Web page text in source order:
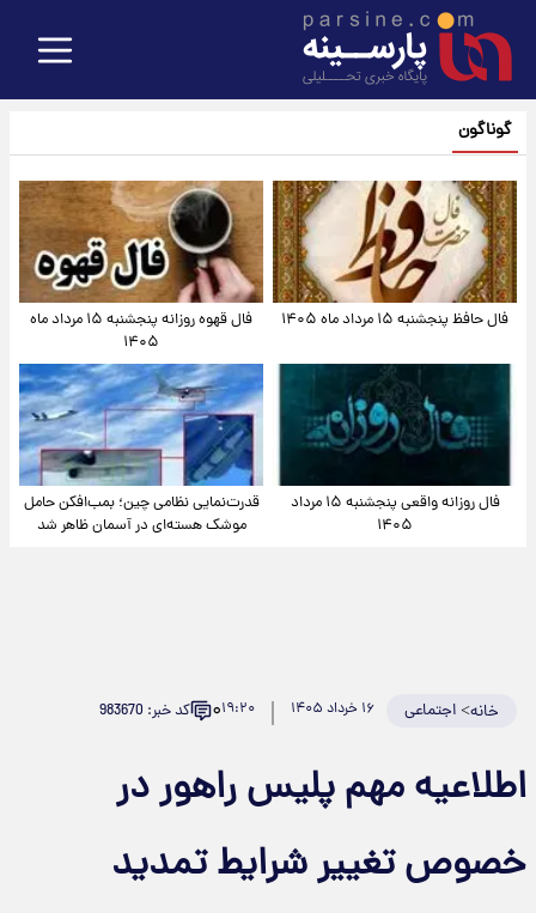
گوناگون
فال حافظ پنجشنبه ۱۵ مرداد ماه ۱۴۰۵
فال قهوه روزانه پنجشنبه ۱۵ مرداد ماه
۱۴۰۵
فال روزانه واقعی پنجشنبه ۱۵ مرداد
۱۴۰۵
قدرت‌نمایی نظامی چین؛ بمب‌افکن حامل
موشک هسته‌ای در آسمان ظاهر شد
خانه>اجتماعی ۱۶ خرداد ۱۴۰۵ ۱۹:۲۰۰ کد خبر: 983670
اطلاعیه مهم پلیس راهور در
خصوص تغییر شرایط تمدید